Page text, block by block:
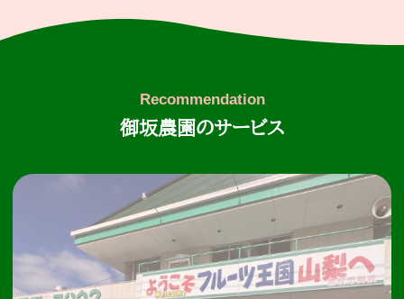
御坂農園のサービス